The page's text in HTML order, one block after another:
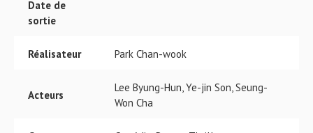
Date de
sortie
Réalisateur Park Chan-wook
Acteurs
Lee Byung-Hun, Ye-jin Son, Seung-
Won Cha